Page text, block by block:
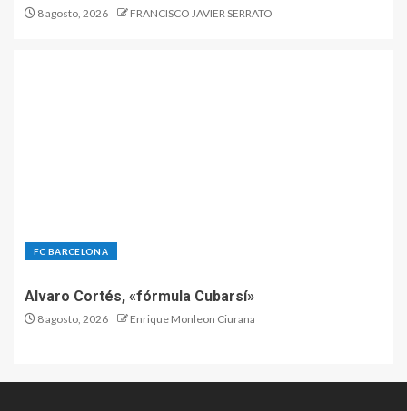
8 agosto, 2026 FRANCISCO JAVIER SERRATO
FC BARCELONA
Alvaro Cortés, «fórmula Cubarsí»
8 agosto, 2026 Enrique Monleon Ciurana